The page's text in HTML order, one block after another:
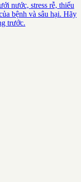
nước, stress rễ, thiếu
bệnh và sâu hại. Hãy
trước.